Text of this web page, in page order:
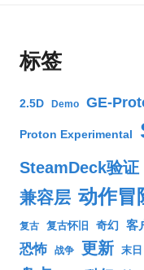
标签
2.5D Demo GE-
Proton Experimental
SteamDeck验证
兼容层 动作冒
复古 复古怀旧 奇幻 客
恐怖 战争 更新 末日